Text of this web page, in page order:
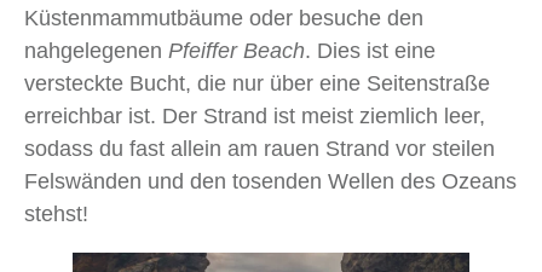
Küstenmammutbäume oder besuche den
nahgelegenen Pfeiffer Beach. Dies ist eine
versteckte Bucht, die nur über eine Seitenstraße
erreichbar ist. Der Strand ist meist ziemlich leer,
sodass du fast allein am rauen Strand vor steilen
Felswänden und den tosenden Wellen des Ozeans
stehst!